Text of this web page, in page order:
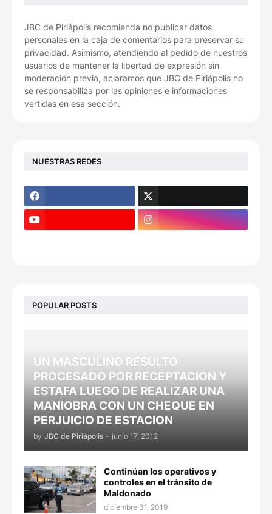
JBC de Piriápolis recomienda no publicar datos
personales en la caja de comentarios para preservar su
privacidad. Asimismo, atendiendo al pedido de nuestros
usuarios de mantener la libertad de expresión sin
moderación previa, aclaramos que JBC de Piriápolis no
se responsabiliza por las opiniones e informaciones
vertidas en esa sección.
NUESTRAS REDES
POPULAR POSTS
UN MASCULINO RESULTÓ
PROCESADO POR RECEPTACION Y
ESTAFA LUEGO DE REALIZAR UNA
MANIOBRA CON UN CHEQUE EN
PERJUICIO DE ESTACION
by JBC de Piriápolis - junio 17, 2012
Continúan los operativos y
controles en el tránsito de
Maldonado
diciembre 31, 2019